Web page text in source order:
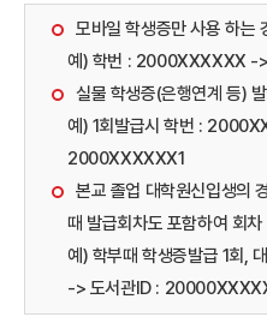
모바일 학생증만 사용 하는
예) 학번 : 2000XXXXXX -
실물 학생증(은행연계 등)
예) 1회발급시 학번 :
2000XXXXXX1
본교 졸업 대학원신입생의
때 발급회차도 포함하여 회차
예) 학부때 학생증발급 1회,
-> 도서관ID :